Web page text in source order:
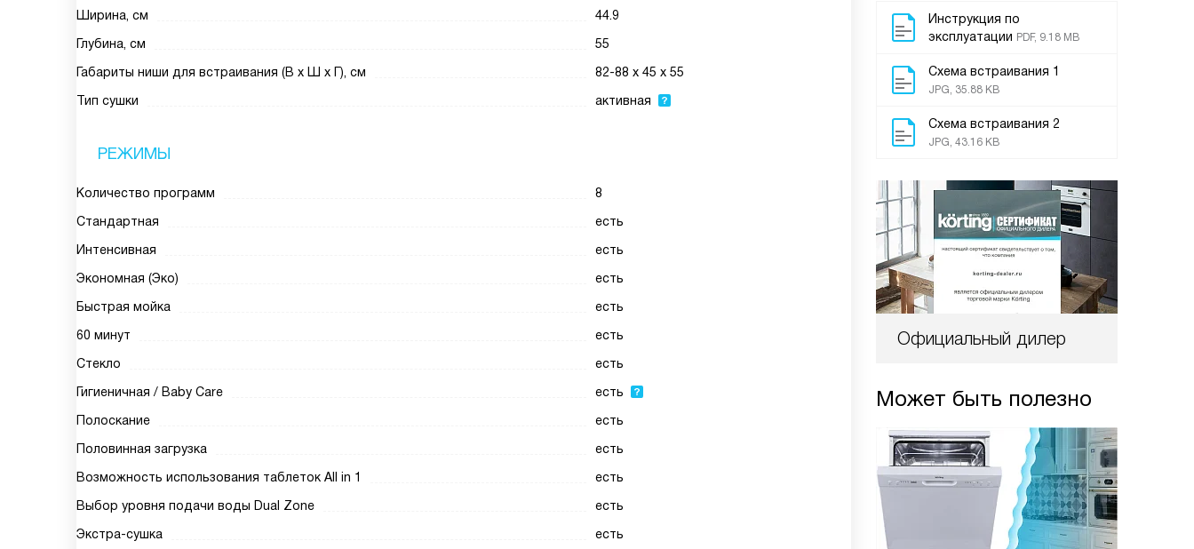
Инструкция по
эксплуатации PDF, 9.18 MB
Схема встраивания 1
JPG, 35.88 KB
Схема встраивания 2
JPG, 43.16 KB
Официальный дилер
Может быть полезно
Ширина, см
44.9
Глубина, см
55
Габариты ниши для встраивания (В х Ш х Г), см
82-88 x 45 x 55
Тип сушки
активная
РЕЖИМЫ
Количество программ
8
Стандартная
есть
Интенсивная
есть
Экономная (Эко)
есть
Быстрая мойка
есть
60 минут
есть
Стекло
есть
Гигиеничная / Baby Care
есть
Полоскание
есть
Половинная загрузка
есть
Возможность использования таблеток All in 1
есть
Выбор уровня подачи воды Dual Zone
есть
Экстра-сушка
есть